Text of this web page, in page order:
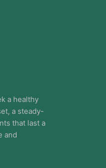
a healthy
a steady-
that last a
and